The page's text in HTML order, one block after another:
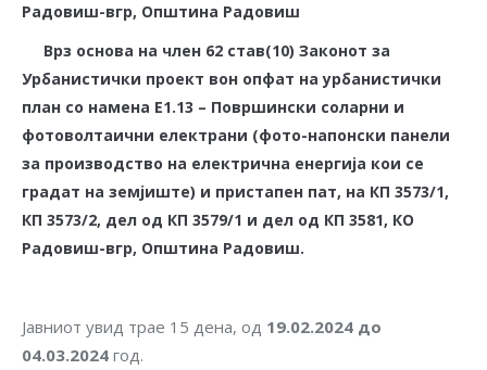
Радовиш-вгр, Општина Радовиш
Врз основа на член 62 став(10) Законот за
Урбанистички проект вон опфат на урбанистички
план со намена Е1.13 – Површински соларни и
фотоволтаични електрани (фото-напонски панели
за производство на електрична енергија кои се
градат на земјиште) и пристапен пат, на КП 3573/1,
КП 3573/2, дел од КП 3579/1 и дел од КП 3581, КО
Радовиш-вгр, Општина Радовиш.
Јавниот увид трае 15 дена, од 19.02.2024 до
04.03.2024 год.